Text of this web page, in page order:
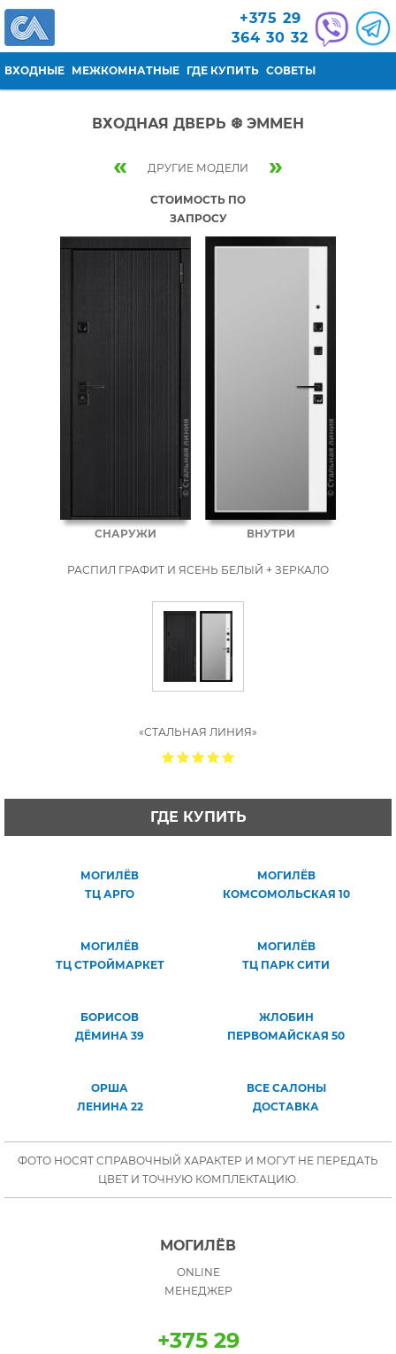
Перейти к основному содержанию+375 29
364 30 32
ВХОДНЫЕ МЕЖКОМНАТНЫЕ ГДЕ КУПИТЬ СОВЕТЫ
ВХОДНАЯ ДВЕРЬ ❆ ЭММЕН
« ДРУГИЕ МОДЕЛИ »
СТОИМОСТЬ ПО
ЗАПРОСУ
СНАРУЖИ ВНУТРИ
РАСПИЛ ГРАФИТ И ЯСЕНЬ БЕЛЫЙ + ЗЕРКАЛО
«СТАЛЬНАЯ ЛИНИЯ»
ГДЕ КУПИТЬ
МОГИЛЁВ
ТЦ АРГО
МОГИЛЁВ
КОМСОМОЛЬСКАЯ 10
МОГИЛЁВ
ТЦ СТРОЙМАРКЕТ
МОГИЛЁВ
ТЦ ПАРК СИТИ
БОРИСОВ
ДЁМИНА 39
ЖЛОБИН
ПЕРВОМАЙСКАЯ 50
ОРША
ЛЕНИНА 22
ВСЕ САЛОНЫ
ДОСТАВКА
ФОТО НОСЯТ СПРАВОЧНЫЙ ХАРАКТЕР И МОГУТ НЕ ПЕРЕДАТЬ
ЦВЕТ И ТОЧНУЮ КОМПЛЕКТАЦИЮ.
МОГИЛЁВ
ONLINE
МЕНЕДЖЕР
+375 29